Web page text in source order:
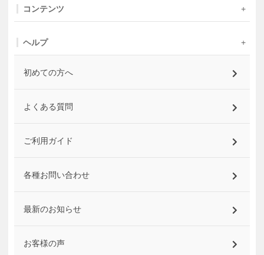
コンテンツ
ヘルプ
初めての方へ
よくある質問
ご利用ガイド
各種お問い合わせ
最新のお知らせ
お客様の声